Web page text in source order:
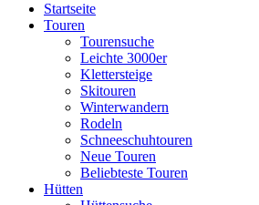
Startseite
Touren
Tourensuche
Leichte 3000er
Klettersteige
Skitouren
Winterwandern
Rodeln
Schneeschuhtouren
Neue Touren
Beliebteste Touren
Hütten